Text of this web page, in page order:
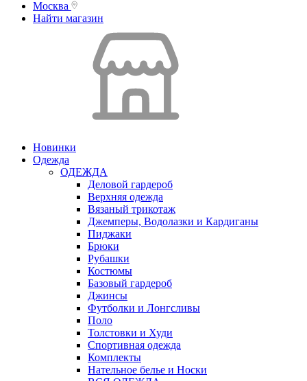
Москва
Найти магазин
Новинки
Одежда
ОДЕЖДА
Деловой гардероб
Верхняя одежда
Вязаный трикотаж
Джемперы, Водолазки и Кардиганы
Пиджаки
Брюки
Рубашки
Костюмы
Базовый гардероб
Джинсы
Футболки и Лонгсливы
Поло
Толстовки и Худи
Спортивная одежда
Комплекты
Нательное белье и Носки